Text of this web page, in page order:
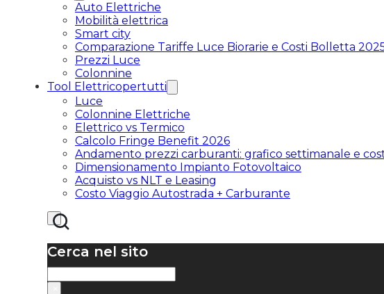
Auto Elettriche
Mobilità elettrica
Smart city
Comparazione Tariffe Luce Biorarie e Costi Bolletta
Prezzi Luce
Colonnine
Tool Elettricopertutti
Luce
Colonnine Elettriche
Elettrico vs Termico
Calcolo Fringe Benefit 2026
Andamento prezzi carburanti: grafico settimanale e
Dimensionamento Impianto Fotovoltaico
Acquisto vs NLT e Leasing
Costo Viaggio Autostrada + Carburante
Cerca nel sito